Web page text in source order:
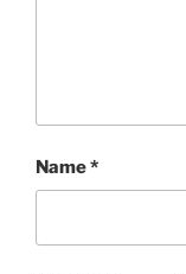
Name*